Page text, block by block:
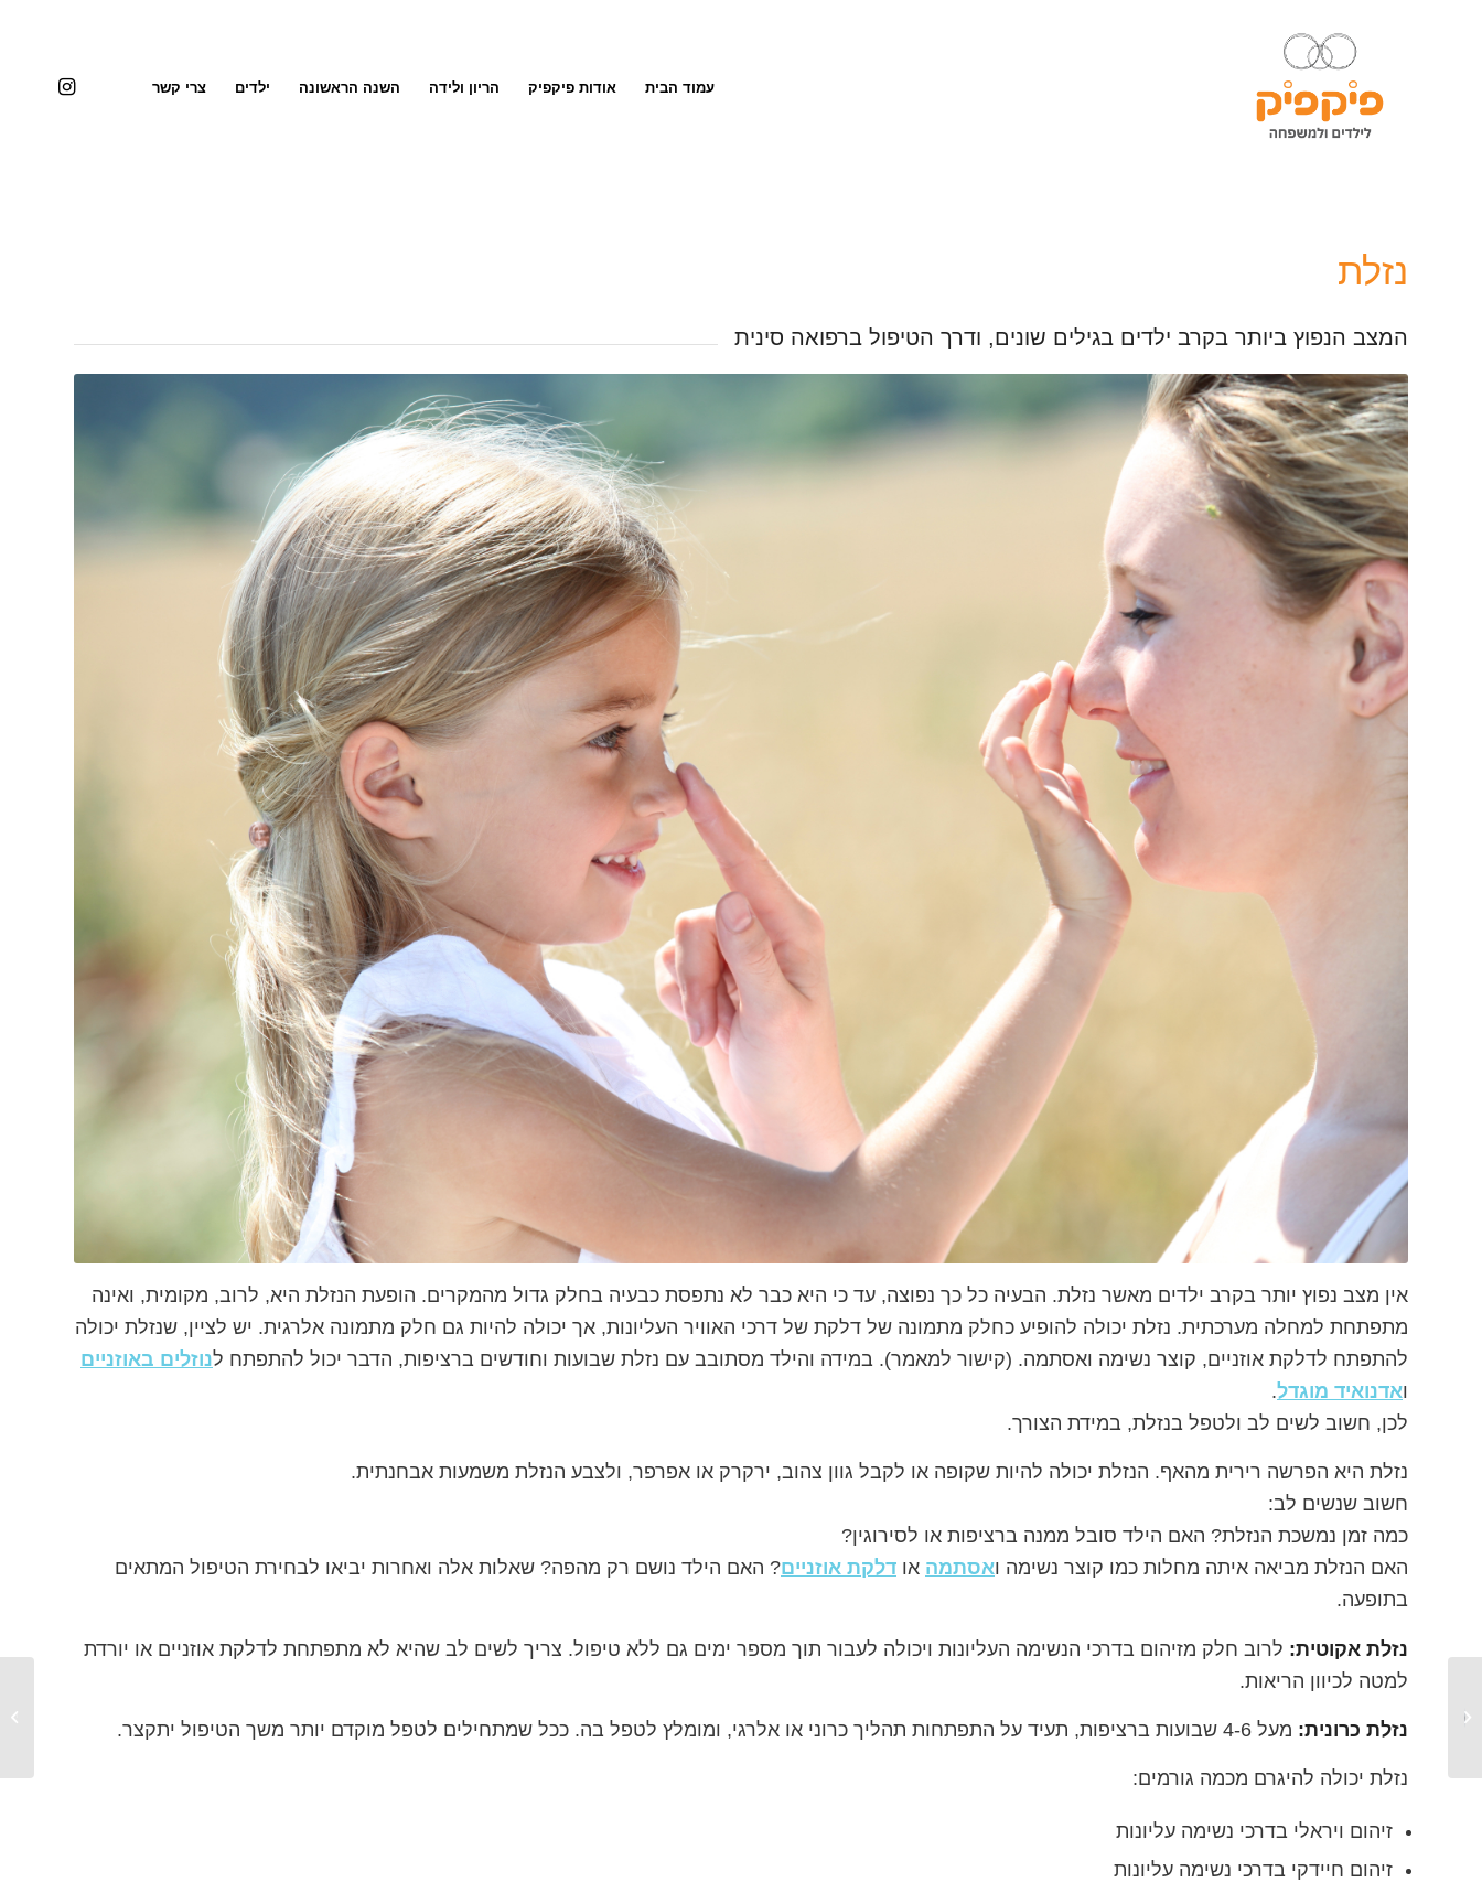
עמוד הבית אודות פיקפיק הריון ולידה השנה הראשונה ילדים צרי קשר
נזלת
המצב הנפוץ ביותר בקרב ילדים בגילים שונים, ודרך הטיפול ברפואה סינית
אין מצב נפוץ יותר בקרב ילדים מאשר נזלת. הבעיה כל כך נפוצה, עד כי היא כבר לא נתפסת כבעיה בחלק גדול מהמקרים. הופעת הנזלת היא, לרוב, מקומית, ואינה
מתפתחת למחלה מערכתית. נזלת יכולה להופיע כחלק מתמונה של דלקת של דרכי האוויר העליונות, אך יכולה להיות גם חלק מתמונה אלרגית. יש לציין, שנזלת יכולה
להתפתח לדלקת אוזניים, קוצר נשימה ואסתמה. (קישור למאמר). במידה והילד מסתובב עם נזלת שבועות וחודשים ברציפות, הדבר יכול להתפתח לנוזלים באוזניים
ואדנואיד מוגדל.
לכן, חשוב לשים לב ולטפל בנזלת, במידת הצורך.
נזלת היא הפרשה רירית מהאף. הנזלת יכולה להיות שקופה או לקבל גוון צהוב, ירקרק או אפרפר, ולצבע הנזלת משמעות אבחנתית.
חשוב שנשים לב:
כמה זמן נמשכת הנזלת? האם הילד סובל ממנה ברציפות או לסירוגין?
האם הנזלת מביאה איתה מחלות כמו קוצר נשימה ואסתמה או דלקת אוזניים? האם הילד נושם רק מהפה? שאלות אלה ואחרות יביאו לבחירת הטיפול המתאים
בתופעה.
נזלת אקוטית: לרוב חלק מזיהום בדרכי הנשימה העליונות ויכולה לעבור תוך מספר ימים גם ללא טיפול. צריך לשים לב שהיא לא מתפתחת לדלקת אוזניים או יורדת
למטה לכיוון הריאות.
נזלת כרונית: מעל 4-6 שבועות ברציפות, תעיד על התפתחות תהליך כרוני או אלרגי, ומומלץ לטפל בה. ככל שמתחילים לטפל מוקדם יותר משך הטיפול יתקצר.
נזלת יכולה להיגרם מכמה גורמים:
זיהום ויראלי בדרכי נשימה עליונות
זיהום חיידקי בדרכי נשימה עליונות
תינוק שלא ישן